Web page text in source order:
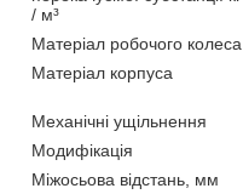
/ м³
Матеріал робочого колеса
Матеріал корпуса
Механічні ущільнення
Модифікація
Міжосьова відстань, мм